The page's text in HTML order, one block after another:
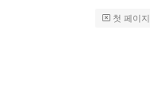
첫 페이지